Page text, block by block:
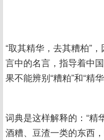
“取其精华，去其糟柏”
言中的名言，指导着中
果不能辨别“糟粕”和“精
词典是这样解释的：“精
酒糟、豆渣一类的东西